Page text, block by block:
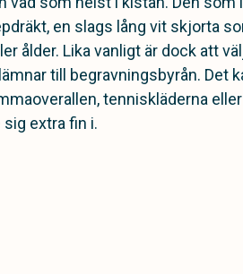
en slags lång vit skjorta
ålder. Lika vanligt är dock att
till begravningsbyrån. Det
tenniskläderna eller
extra fin i.